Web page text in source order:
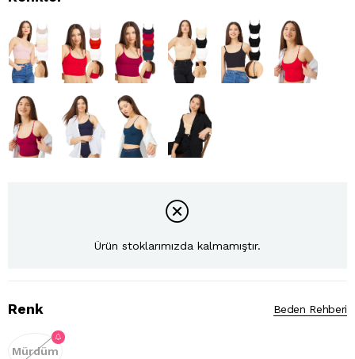
Ürün stoklarımızda kalmamıştır.
Renk
Mürdüm
Beden Rehberi